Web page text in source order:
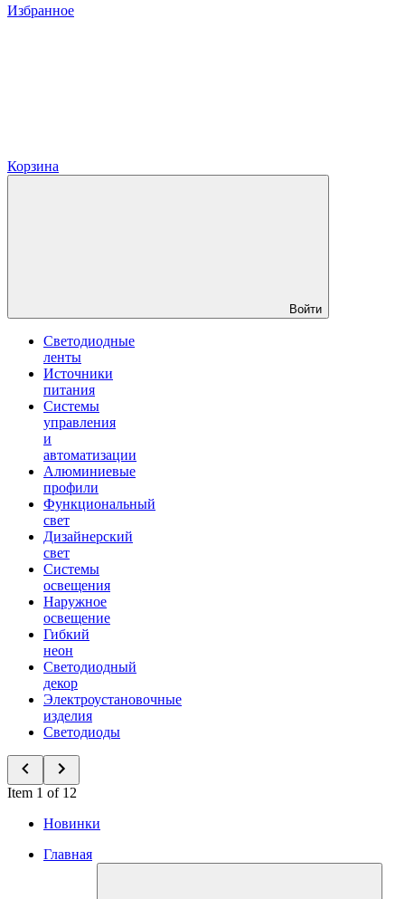
Избранное
Корзина
Войти
Светодиодные
ленты
Источники
питания
Системы
управления
и
автоматизации
Алюминиевые
профили
Функциональный
свет
Дизайнерский
свет
Системы
освещения
Наружное
освещение
Гибкий
неон
Светодиодный
декор
Электроустановочные
изделия
Светодиоды
Item 1 of 12
Новинки
Главная